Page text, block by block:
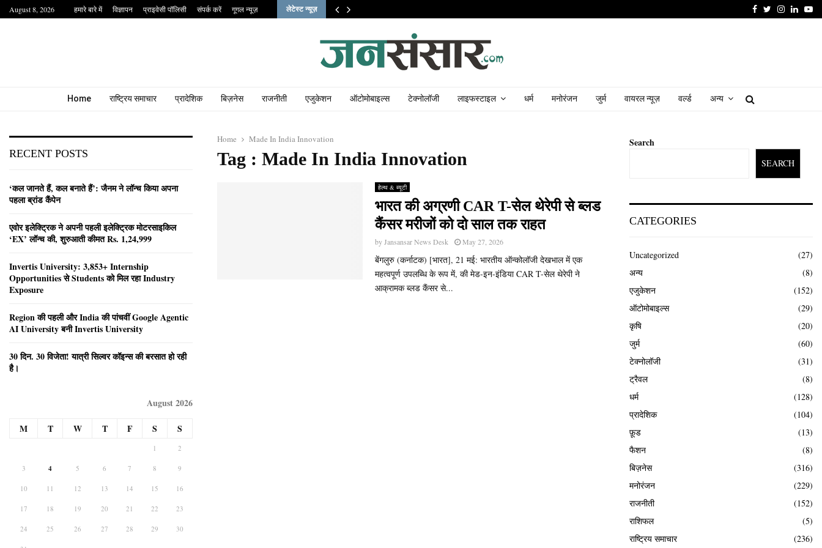
August 8, 2026 हमारे बारे में विज्ञापन प्राइवेसी पॉलिसी संपर्क करें गूगल न्यूज़ लेटेस्ट न्यूज़ FacebookTwitter
Instagram
Home राष्ट्रिय समाचार प्रादेशिक बिज़नेस राजनीती एजुकेशन ऑटोमोबाइल्स टेक्नोलॉजी लाइफस्टाइल धर्म मनोरंजन जुर्म वायरल न्यूज़ वर्ल्ड अन्य
Home Made In India Innovation
Tag : Made In India Innovation
हेल्थ & ब्यूटी
भारत की अग्रणी CAR T-सेल थेरेपी से ब्लड
कैंसर मरीजों को दो साल तक राहत
byJansansar News Desk May 27, 2026
बेंगलुरु (कर्नाटक) [भारत], 21 मई: भारतीय ऑन्कोलॉजी देखभाल में एक
महत्वपूर्ण उपलब्धि के रूप में, की मेड-इन-इंडिया CAR T-सेल थेरेपी ने
आक्रामक ब्लड कैंसर से...
RECENT POSTS
‘कल जानते हैं, कल बनाते हैं’: जैनम ने लॉन्च किया अपना
पहला ब्रांड कैंपेन
एवोर इलेक्ट्रिक ने अपनी पहली इलेक्ट्रिक मोटरसाइकिल
‘EX’ लॉन्च की, शुरुआती कीमत Rs. 1,24,999
Invertis University: 3,853+ Internship
Opportunities से Students को मिल रहा Industry
Exposure
Region की पहली और India की पांचवीं Google Agentic
AI University बनी Invertis University
30 दिन. 30 विजेता! यात्री सिल्वर कॉइन्स की बरसात हो रही
है।
August 2026
M
T W T F S S
1 2
3 4 5 6 7 8 9
10 11 12 13 14 15 16
17 18 19 20 21 22 23
24 25 26 27 28 29 30
Search
SEARCH
CATEGORIES
Uncategorized
(27)
अन्य
(8)
एजुकेशन
(152)
ऑटोमोबाइल्स
(29)
कृषि
(20)
जुर्म
(60)
टेक्नोलॉजी
(31)
ट्रैवल
(8)
धर्म
(128)
प्रादेशिक
(104)
फ़ूड
(13)
फैशन
(8)
बिज़नेस
(316)
मनोरंजन
(229)
राजनीती
(152)
राशिफल
(5)
राष्ट्रिय समाचार
(236)